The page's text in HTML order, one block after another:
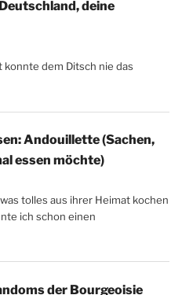
Deutschland, deine
konnte dem Ditsch nie das
Andouillette (Sachen,
essen möchte)
tolles aus ihrer Heimat kochen
ich schon einen
der Bourgeoisie